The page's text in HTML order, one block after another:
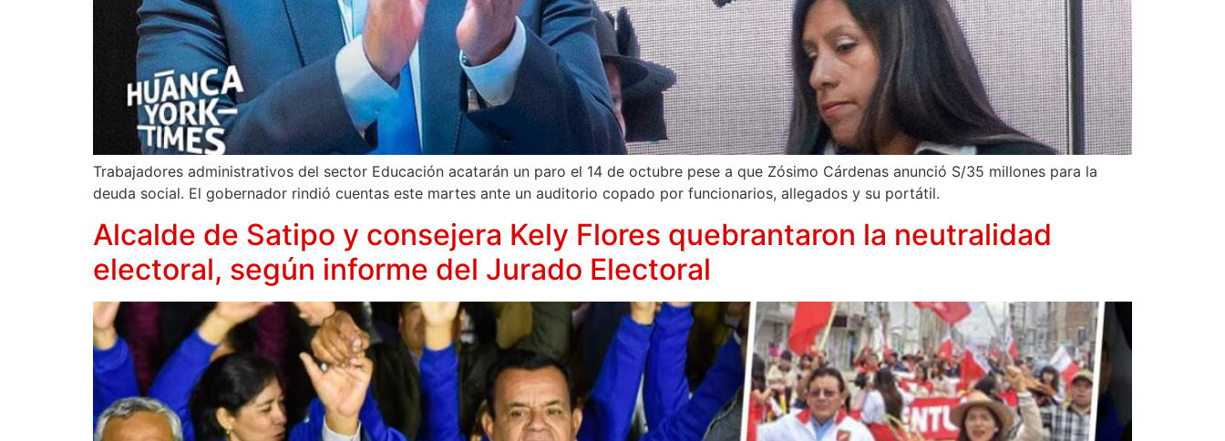
Trabajadores administrativos del sector Educación acatarán un paro el 14 de octubre pese a que Zósimo Cárdenas anunció S/35 millones para la
deuda social. El gobernador rindió cuentas este martes ante un auditorio copado por funcionarios, allegados y su portátil.
Alcalde de Satipo y consejera Kely Flores quebrantaron la neutralidad
electoral, según informe del Jurado Electoral